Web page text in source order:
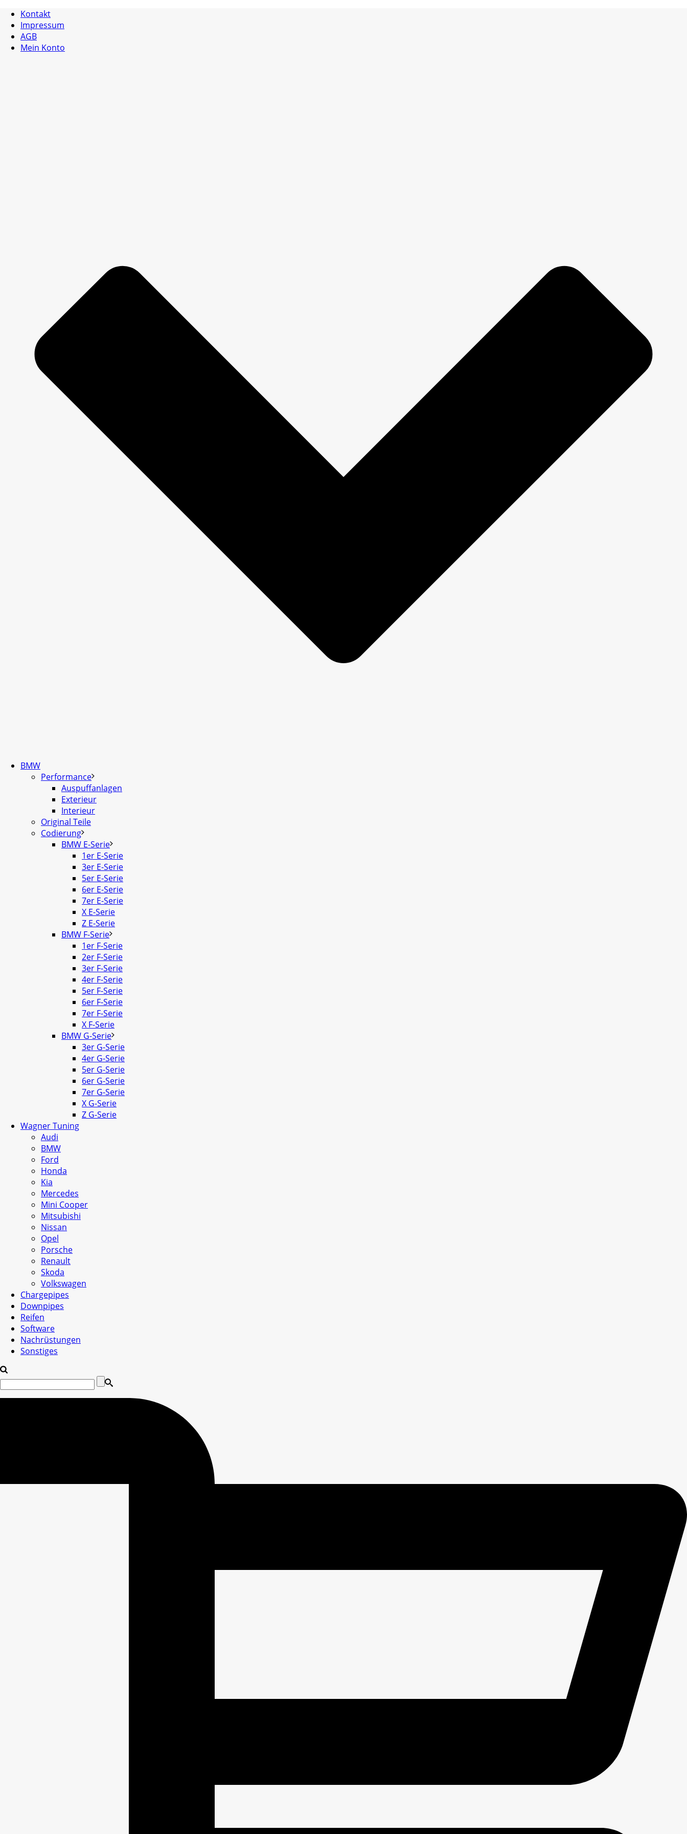
Kontakt
Impressum
AGB
Mein Konto
BMW
Performance
Auspuffanlagen
Exterieur
Interieur
Original Teile
Codierung
BMW E-Serie
1er E-Serie
3er E-Serie
5er E-Serie
6er E-Serie
7er E-Serie
X E-Serie
Z E-Serie
BMW F-Serie
1er F-Serie
2er F-Serie
3er F-Serie
4er F-Serie
5er F-Serie
6er F-Serie
7er F-Serie
X F-Serie
BMW G-Serie
3er G-Serie
4er G-Serie
5er G-Serie
6er G-Serie
7er G-Serie
X G-Serie
Z G-Serie
Wagner Tuning
Audi
BMW
Ford
Honda
Kia
Mercedes
Mini Cooper
Mitsubishi
Nissan
Opel
Porsche
Renault
Skoda
Volkswagen
Chargepipes
Downpipes
Reifen
Software
Nachrüstungen
Sonstiges